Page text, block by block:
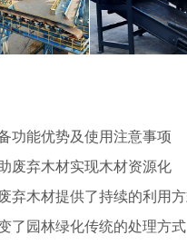
功能优势及使用注意事项
废弃木材实现木材资源化
弃木材提供了持续的利用
了园林绿化传统的处理方式